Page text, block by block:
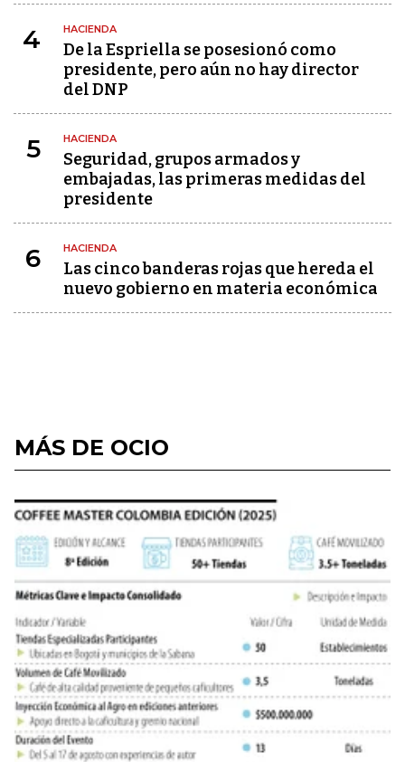
4 HACIENDA
De la Espriella se posesionó como
presidente, pero aún no hay director
del DNP
5 HACIENDA
Seguridad, grupos armados y
embajadas, las primeras medidas del
presidente
6 HACIENDA
Las cinco banderas rojas que hereda el
nuevo gobierno en materia económica
MÁS DE OCIO